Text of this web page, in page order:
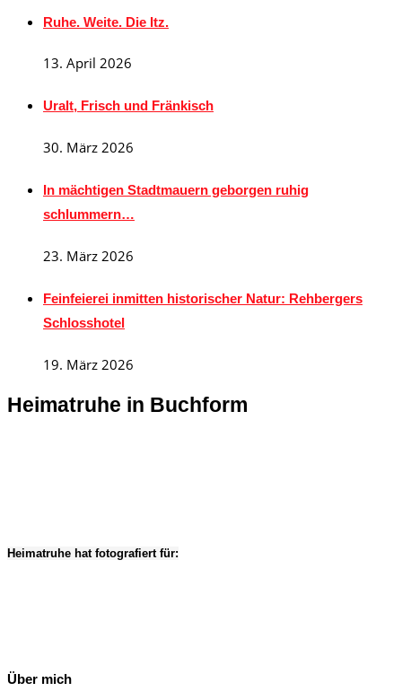
Ruhe. Weite. Die Itz.
13. April 2026
Uralt, Frisch und Fränkisch
30. März 2026
In mächtigen Stadtmauern geborgen ruhig
schlummern…
23. März 2026
Feinfeierei inmitten historischer Natur: Rehbergers
Schlosshotel
19. März 2026
Heimatruhe in Buchform
Heimatruhe hat fotografiert für:
Über mich